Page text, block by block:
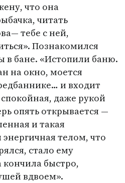
что она
читать
тебе с ней,
Познакомился
в бане. «Истопили баню.
на окно, моется
и входит
даже рукой
опять открывается —
и такая
энергичная телом, что
стало ему
кончила быстро,
вдвоем».